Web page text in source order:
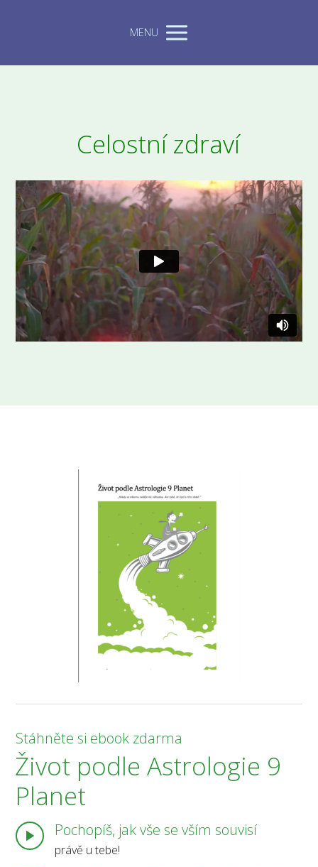
MENU
Celostní zdraví
Stáhněte si ebook zdarma
Život podle Astrologie 9
Planet
Pochopíš, jak vše se vším souvisí
právě u tebe!